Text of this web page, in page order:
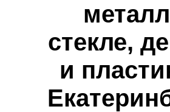
стекле,
и